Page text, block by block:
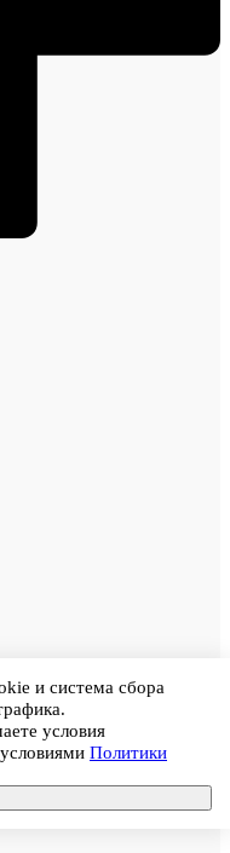
и система сбора
условия
Политики